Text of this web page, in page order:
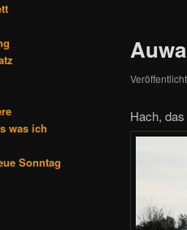
Hach,
was ich
Sonntag